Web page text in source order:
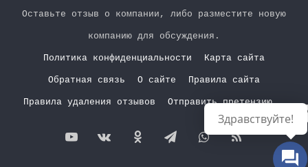
Оставьте отзыв о компании, либо разместите новую
компанию для обсуждения.
Политика конфиденциальности Карта сайта
Обратная связь О сайте Правила сайта
Правила удаления отзывов
Отправить претензию
YouTubevk.comОдноклассники
TelegramWhatsApp
RSS
Здравствуйте!